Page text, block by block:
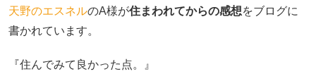
天野のエスネルのA様が住まわれてからの感想をブログに
書かれています。
『住んでみて良かった点。』